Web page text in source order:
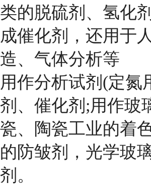
类的脱硫剂、氢化
成催化剂，还用于
造、气体分析等
用作分析试剂(定氮
剂、催化剂;用作玻
瓷、陶瓷工业的着
的防皱剂，光学玻
剂。